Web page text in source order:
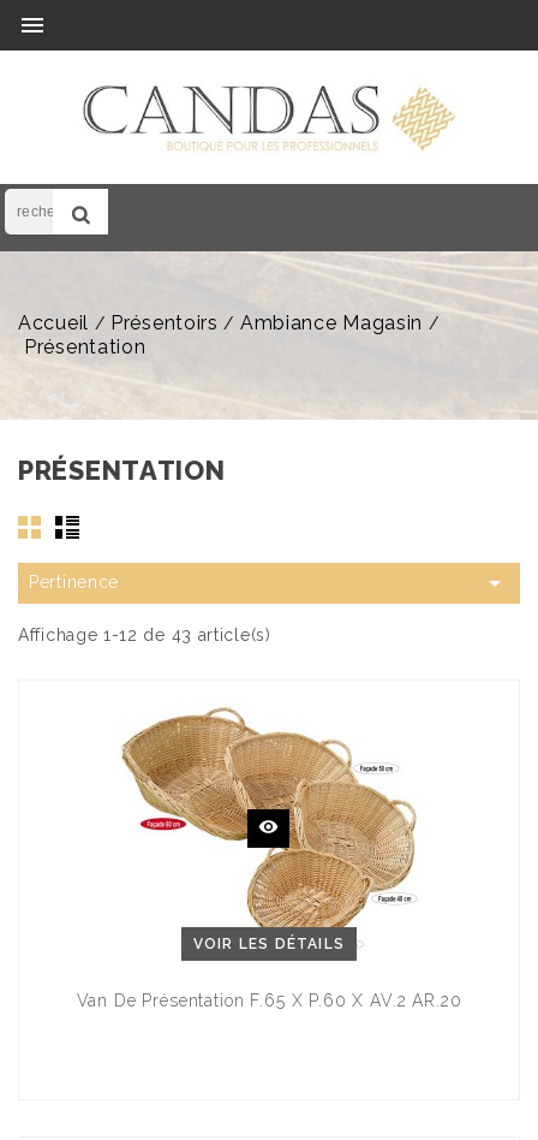

Accueil Présentoirs
Ambiance Magasin
Présentation
PRÉSENTATION
Pertinence 
Affichage 1-12 de 43 article(s)
VOIR LES DÉTAILS
Van De Présentation F.65 X P.60 X AV.2 AR.20